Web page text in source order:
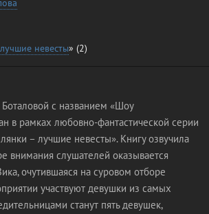
невесты» (2)
с названием «Шоу
в рамках любовно-фантастической серии
– лучшие невесты». Книгу озвучила
внимания слушателей оказывается
очутившаяся на суровом отборе
участвуют девушки из самых
станут пять девушек,